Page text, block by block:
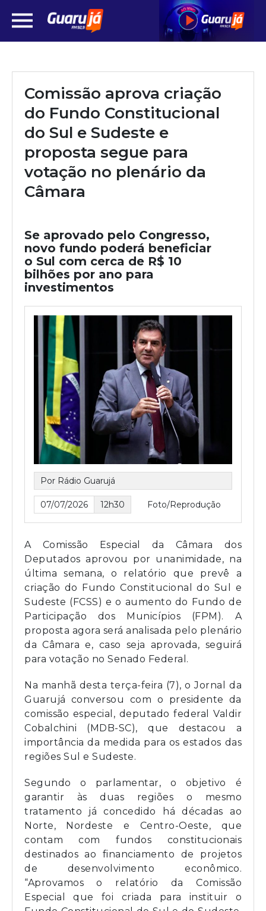
Comissão aprova criação
do Fundo Constitucional
do Sul e Sudeste e
proposta segue para
votação no plenário da
Câmara
Se aprovado pelo Congresso,
novo fundo poderá beneficiar
o Sul com cerca de R$ 10
bilhões por ano para
investimentos
Por Rádio Guarujá
07/07/2026 12h30 Foto/Reprodução
A Comissão Especial da Câmara dos
Deputados aprovou por unanimidade, na
última semana, o relatório que prevê a
criação do Fundo Constitucional do Sul e
Sudeste (FCSS) e o aumento do Fundo de
Participação dos Municípios (FPM). A
proposta agora será analisada pelo plenário
da Câmara e, caso seja aprovada, seguirá
para votação no Senado Federal.
Na manhã desta terça-feira (7), o Jornal da
Guarujá conversou com o presidente da
comissão especial, deputado federal Valdir
Cobalchini (MDB-SC), que destacou a
importância da medida para os estados das
regiões Sul e Sudeste.
Segundo o parlamentar, o objetivo é
garantir às duas regiões o mesmo
tratamento já concedido há décadas ao
Norte, Nordeste e Centro-Oeste, que
contam com fundos constitucionais
destinados ao financiamento de projetos
de desenvolvimento econômico.
“Aprovamos o relatório da Comissão
Especial que foi criada para instituir o